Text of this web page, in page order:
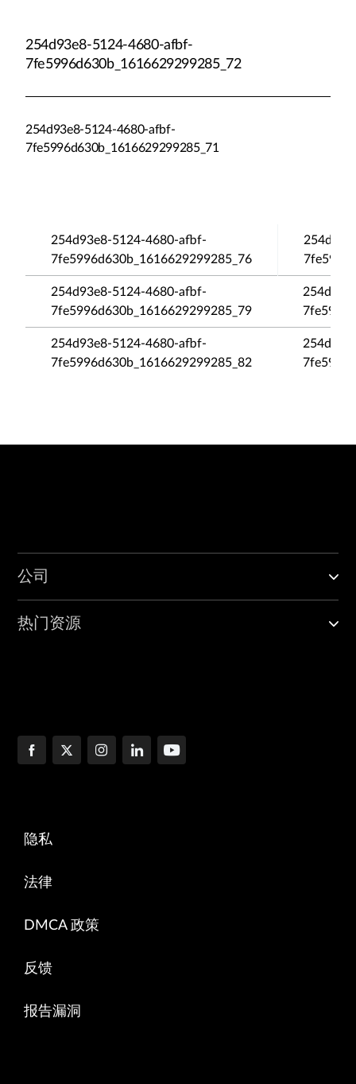
254d93e8-5124-4680-afbf-
7fe5996d630b_1616629299285_72
254d93e8-5124-4680-afbf-
7fe5996d630b_1616629299285_71
254d93e8-5124-4680-afbf-
7fe5996d630b_1616629299285_76
254d93e8-5124-4680-afbf-
7fe5996d630b_1616629299285_79
254d93e8-5124-4680-afbf-
7fe5996d630b_1616629299285_82
公司
热门资源
隐私
法律
DMCA 政策
反馈
报告漏洞